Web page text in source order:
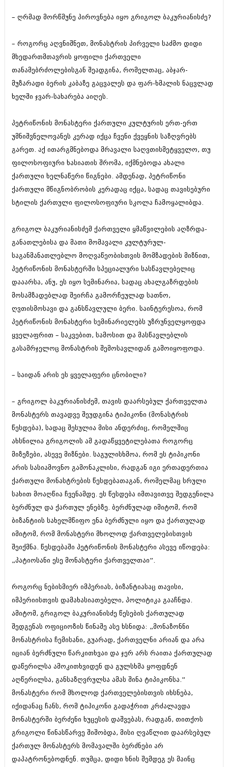
– ღრმად მორწმუნე პიროვნება იყო გრიგოლ ბაკურიანისძე?
– როგორც აღვნიშნეთ, მონასტრის პირველი საძმო დიდი
მხედართმთავრის ყოფილი ქართველი
თანამებრძოლებისგან შეადგინა, რომელთაც, აბჯარ-
მუზარადი ბერის კაბაზე გაცვალეს და ფარ-ხმალის ნაცვლად
ხელში ჯვარ-სახარება აიღეს.
პეტრიწონის მონასტერი ქართული კულტურის ერთ-ერთ
უმნიშვნელოვანეს კერად იქცა ჩვენი ქვეყნის საზღვრებს
გარეთ. აქ ითარგმნებოდა მრავალი საღვთისმეტყველო, თუ
ფილოსოფიური ხასიათის შრომა, იქმნებოდა ახალი
ქართული ხელნაწერი წიგნები. ამდენად, პეტრიწონი
ქართული მწიგნობრობის კერადაც იქცა, სადაც თავისებური
სტილის ქართული ფილოსოფიური სკოლა ჩამოყალიბდა.
გრიგოლ ბაკურიანისძემ ქართველი ყმაწვილების აღზრდა-
განათლებისა და მათი მომავალი კულტურულ-
საგანმანათლებლო მოღვაწეობისთვის მომზადების მიზნით,
პეტრიწონის მონასტერში სპეციალური სასწავლებელიც
დააარსა, ანუ, ეს იყო სემინარია, სადაც ახალგაზრდების
მოსამზადებლად შეირჩა გამორჩეულად სათნო,
ღვთისმოსავი და განსწავლული ბერი. საინტერესოა, რომ
პეტრიწონის მონასტერი სემინარიელებს უზრუნველყოფდა
ყველაფრით – საკვებით, სამოსით და მასწავლებლის
გასამრჯელოც მონასტრის შემოსავლიდან გამოიყოფოდა.
– საიდან არის ეს ყველაფერი ცნობილი?
– გრიგოლ ბაკურიანისძემ, თავის დაარსებულ ქართველთა
მონასტერს თავადვე შეუდგინა ტიპიკონი (მონასტრის
წესდება), სადაც შესულია მისი ანდერძიც, რომელშიც
ახსნილია გრიგოლის ამ გადაწყვეტილებათა როგორც
მიზეზები, ასევე მიზნები. საგულისხმოა, რომ ეს ტიპიკონი
არის სასიამოვნო გამონაკლისი, რადგან იგი ერთადერთია
ქართული მონასტრების წესდებათაგან, რომელმაც სრული
სახით მოაღწია ჩვენამდე. ეს წესდება იმთავითვე შედგენილა
ბერძნულ და ქართულ ენებზე. ბერძნულად იმიტომ, რომ
ბიზანტიის სახელმწიფო ენა ბერძნული იყო და ქართულად
იმიტომ, რომ მონასტერი მხოლოდ ქართველებისთვის
შეიქმნა. წესდებაში პეტრიწონის მონასტერი ასევე იწოდება:
„პატიოსანი ესე მონასტერი ქართველთაი”.
როგორც ნებისმიერ იმპერიას, ბიზანტიასაც თავისი,
იმპერიისთვის დამახასიათებელი, პოლიტიკა გააჩნდა.
ამიტომ, გრიგოლ ბაკურიანისძე წესების ქართულად
შედგენას ოფიციოზის წინაშე ასე ხსნიდა: „მონაზონნი
მონასტრისა ჩემისანი, გუარად, ქართველნი არიან და არა
იციან ბერძნული წარკითხვაი და ჯერ არს რაითა ქართულად
დაწერილსა ამოკითხვიდენ და გულსხმა ყოფდნენ
აღწერილსა, განსაზღვრულსა ამას შინა ტიპიკონსა.”
მონასტერი რომ მხოლოდ ქართველებისთვის იხსნება,
იქიდანაც ჩანს, რომ ტიპიკონი გადაჭრით კრძალავდა
მონასტერში ბერძენი ხუცესის დაშვებას, რადგან, თითქოს
გრიგოლი წინასწარვე შიშობდა, მისი ღვაწლით დაარსებულ
ქართულ მონასტერს მომავალში ბერძნები არ
დაპატრონებოდნენ. თუმცა, დიდი ხნის შემდეგ ეს მაინც